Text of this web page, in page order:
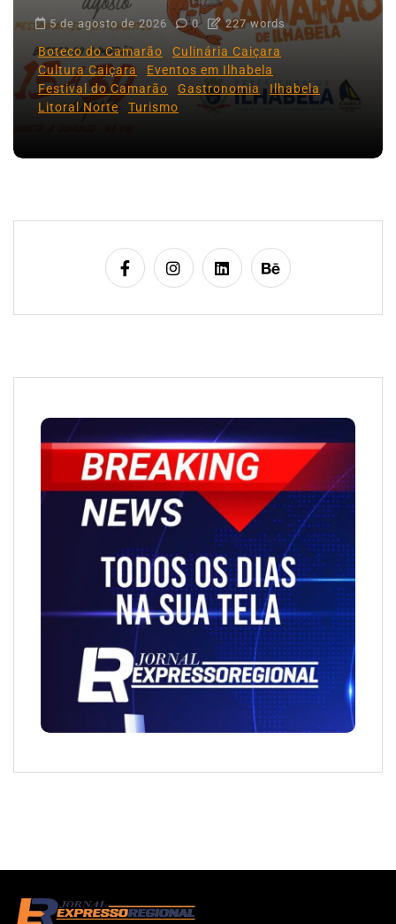
5 de agosto de 2026 0 227 words
Boteco do Camarão
Culinária Caiçara
Cultura Caiçara
Eventos em Ilhabela
Festival do Camarão
Gastronomia
Ilhabela
Litoral Norte
Turismo